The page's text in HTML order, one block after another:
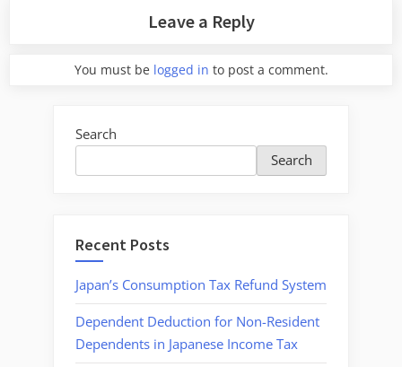
Leave a Reply
You must be logged in to post a comment.
Search
Search
Recent Posts
Japan’s Consumption Tax Refund System
Dependent Deduction for Non-Resident
Dependents in Japanese Income Tax